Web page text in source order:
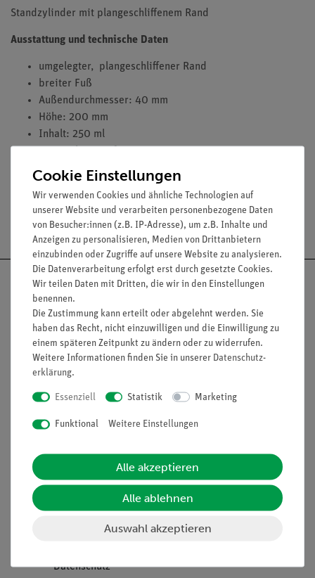
Standzylinder mit plangeschliffenem Rand
Ausstattung und technische Daten
umgelegter, plangeschliffener Rand
breiter Fuß
Außendurchmesser: 40 mm
Höhe: 200 mm
Inhalt: 250 ml
Versandkostenfrei ab 300,- €
Nach oben
Informationen
Projekte und Lösungen
Presse
Datenschutz
Service
Beratung & Showroom
Inventarisierungs- &
Cookie Einstellungen
Wir verwenden Cookies und ähnliche Technologien auf
unserer Website und verarbeiten personenbezogene Daten
von Besucher:innen (z.B. IP-Adresse), um z.B. Inhalte und
Anzeigen zu personalisieren, Medien von Drittanbietern
einzubinden oder Zugriffe auf unsere Website zu analysieren.
Die Datenverarbeitung erfolgt erst durch gesetzte Cookies.
Wir teilen Daten mit Dritten, die wir in den Einstellungen
benennen.
Die Zustimmung kann erteilt oder abgelehnt werden. Sie
haben das Recht, nicht einzuwilligen und die Einwilligung zu
einem späteren Zeitpunkt zu ändern oder zu widerrufen.
Weitere Informationen finden Sie in unserer Daten­schutz­
erklärung.
Essenziell Statistik Marketing
Funktional Weitere Einstellungen
Alle akzeptieren
Alle ablehnen
Auswahl akzeptieren